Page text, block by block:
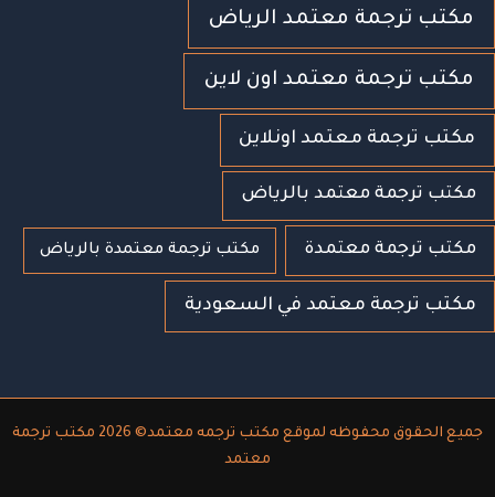
مكتب ترجمة معتمد الرياض
مكتب ترجمة معتمد اون لاين
مكتب ترجمة معتمد اونلاين
مكتب ترجمة معتمد بالرياض
مكتب ترجمة معتمدة مكتب ترجمة معتمدة بالرياض
مكتب ترجمة معتمد في السعودية
جميع الحقوق محفوظه لموقع مكتب ترجمه معتمد© 2026 مكتب ترجمة
معتمد